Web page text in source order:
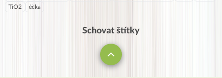
TiO2
éčka
Schovat štítky